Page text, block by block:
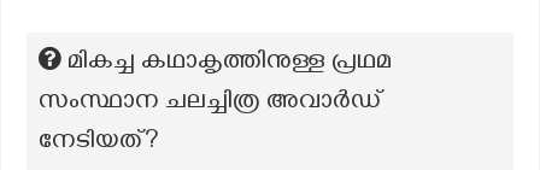
മികച്ച കഥാകൃത്തിനുള്ള പ്രഥമ
സംസ്ഥാന ചലച്ചിത്ര അവാർഡ്
നേടിയത്?